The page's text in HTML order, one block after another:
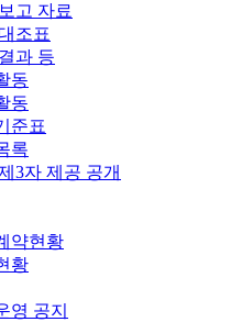
고 자료
조표
과 등
동
동
준표
록
3자 제공 공개
약현황
황
영 공지